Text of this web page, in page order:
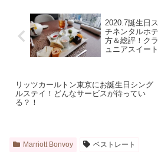
2020.7誕生日
チネンタルホ
方＆総評！ク
ュニアスイー
リッツカールトン東京にお誕生日シング
ルステイ！どんなサービスが待ってい
る？！
Marriott Bonvoy ベストレート